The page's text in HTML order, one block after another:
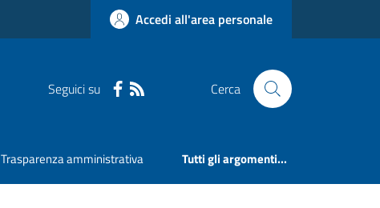
Accedi all'area personale
Seguici su Cerca
Trasparenza amministrativa Tutti gli argomenti...